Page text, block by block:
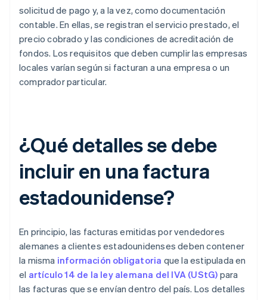
solicitud de pago y, a la vez, como documentación
contable. En ellas, se registran el servicio prestado, el
precio cobrado y las condiciones de acreditación de
fondos. Los requisitos que deben cumplir las empresas
locales varían según si facturan a una empresa o un
comprador particular.
¿Qué detalles se debe
incluir en una factura
estadounidense?
En principio, las facturas emitidas por vendedores
alemanes a clientes estadounidenses deben contener
la misma información obligatoria que la estipulada en
el artículo 14 de la ley alemana del IVA (UStG) para
las facturas que se envían dentro del país. Los detalles